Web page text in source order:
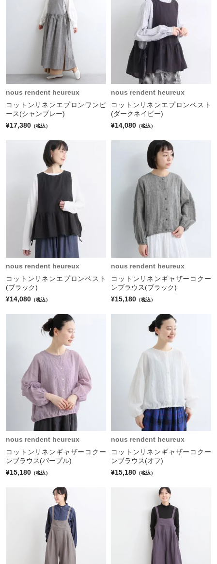
nous rendent heureux
コットンリネンエプロンワンピ
ース(シャンブレー)
¥17,380 （税込）
nous rendent heureux
コットンリネンエプロンベスト
(ダークネイビー)
¥14,080 （税込）
nous rendent heureux
コットンリネンエプロンベスト
(ブラック)
¥14,080 （税込）
nous rendent heureux
コットンリネンギャザーコクー
ンブラウス(ブラック)
¥15,180 （税込）
nous rendent heureux
コットンリネンギャザーコクー
ンブラウス(パープル)
¥15,180 （税込）
nous rendent heureux
コットンリネンギャザーコクー
ンブラウス(オフ)
¥15,180 （税込）